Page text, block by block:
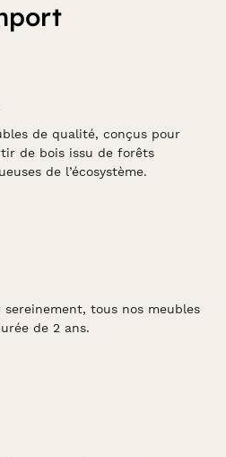
de qualité, conçus pour
de bois issu de forêts
de l’écosystème.
sereinement, tous nos meubles
de 2 ans.